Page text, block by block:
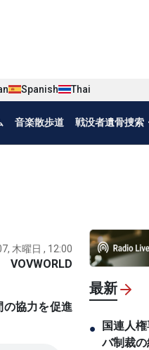
Spanish Thai
音楽散歩道 戦没者遺骨捜索
木曜日 , 12:00
VOVWORLD
の協力を促進
最新
●
国連人
バ制裁